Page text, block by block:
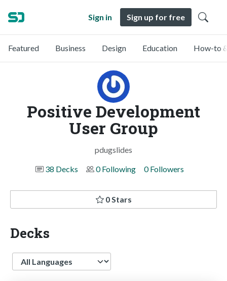
Sign in Sign up for free
Featured Business Design Education How-to
Positive Development
User Group
pdugslides
38 Decks
0 Following 0 Followers
0 Stars
Decks
Language